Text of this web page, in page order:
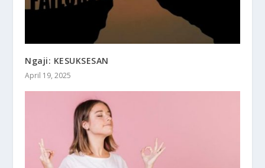
Ngaji: KESUKSESAN
April 19, 2025